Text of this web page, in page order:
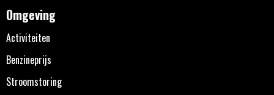
Omgeving
Activiteiten
Benzineprijs
Stroomstoring